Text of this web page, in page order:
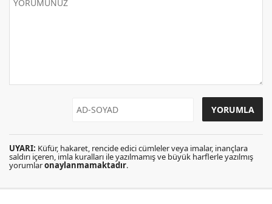
UYARI: Küfür, hakaret, rencide edici cümleler veya imalar, inançlara
saldırı içeren, imla kuralları ile yazılmamış ve büyük harflerle yazılmış
yorumlaronaylanmamaktadır.